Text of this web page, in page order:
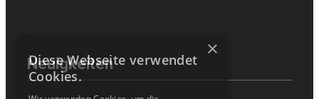
Neuigkeiten
×
Diese Webseite verwendet
Cookies.